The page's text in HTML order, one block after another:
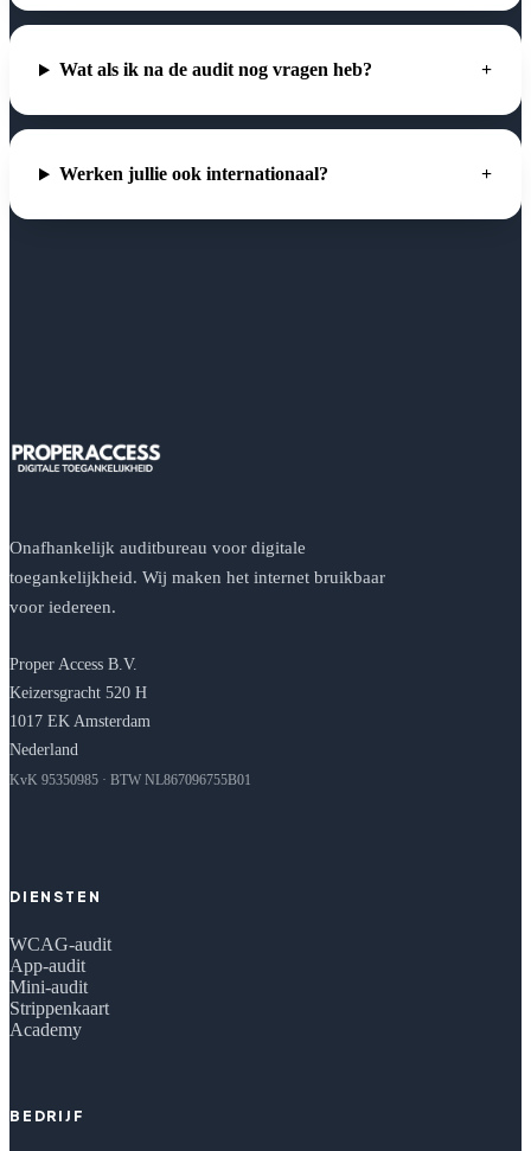
Wat als ik na de audit nog vragen heb?
Werken jullie ook internationaal?
Onafhankelijk auditbureau voor digitale
toegankelijkheid. Wij maken het internet bruikbaar
voor iedereen.
Proper Access B.V.
Keizersgracht 520 H
1017 EK Amsterdam
Nederland
KvK 95350985 · BTW NL867096755B01
DIENSTEN
WCAG-audit
App-audit
Mini-audit
Strippenkaart
Academy
BEDRIJF